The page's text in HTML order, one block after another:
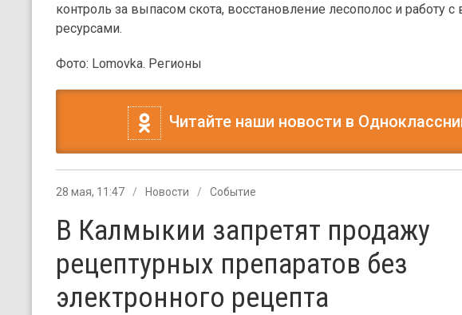
контроль за выпасом скота, восстановление лесополос и работу
ресурсами.
Фото: Lomovka. Регионы
Читайте наши новости в
28 мая, 11:47 Новости Событие
В Калмыкии запретят продажу
рецептурных препаратов без
электронного рецепта